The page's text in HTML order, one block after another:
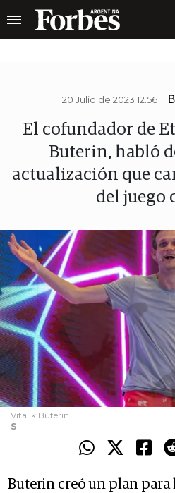
20 Julio de 2023 12.56
El cofundador de
Buterin, habló
actualización que
del juego
Vitalik Buterin
S
Buterin creó un plan para